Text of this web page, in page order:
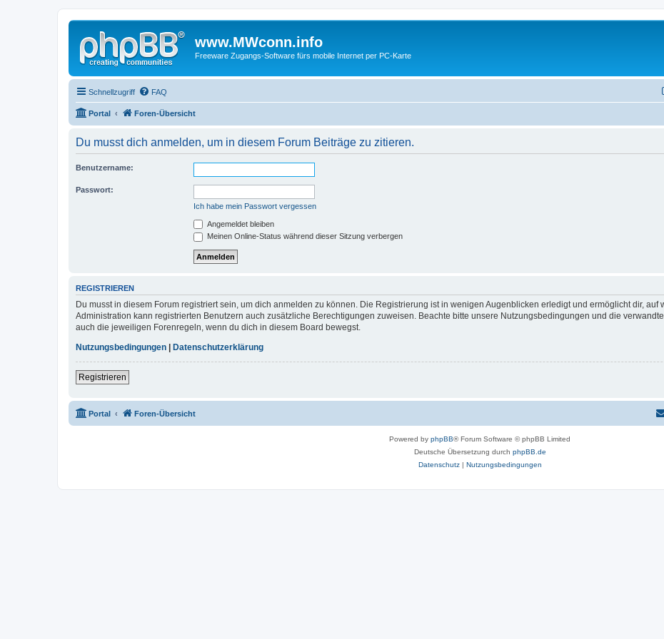
www.MWconn.info
Freeware Zugangs-Software fürs mobile Internet per PC-Karte
Schnellzugriff FAQ
Portal Foren-Übersicht
Du musst dich anmelden, um in diesem Forum Beiträge zu zitieren.
Benutzername:
Passwort:
Ich habe mein Passwort vergessen
Angemeldet bleiben
Meinen Online-Status während dieser Sitzung verbergen
REGISTRIEREN
Du musst in diesem Forum registriert sein, um dich anmelden zu können. Die Registrierung ist in wenigen Augenblicken erledigt und ermöglicht dir,
Administration kann registrierten Benutzern auch zusätzliche Berechtigungen zuweisen. Beachte bitte unsere Nutzungsbedingungen und die
auch die jeweiligen Forenregeln, wenn du dich in diesem Board bewegst.
Nutzungsbedingungen
Datenschutzerklärung
Registrieren
Portal Foren-Übersicht
Powered by phpBB® Forum Software © phpBB Limited
Deutsche Übersetzung durch phpBB.de
Datenschutz| Nutzungsbedingungen